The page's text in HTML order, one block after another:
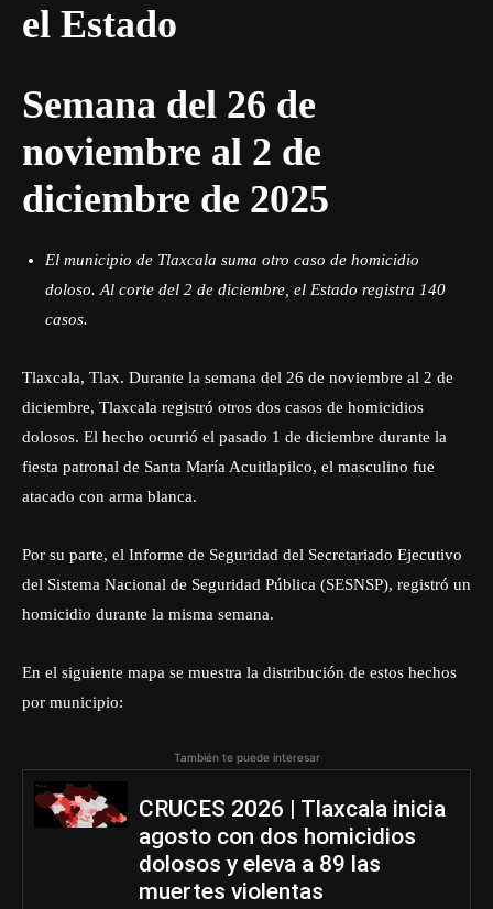
el Estado
Semana del 26 de
noviembre al 2 de
diciembre de 2025
El municipio de Tlaxcala suma otro caso de homicidio
doloso. Al corte del 2 de diciembre, el Estado registra 140
casos.
Tlaxcala, Tlax. Durante la semana del 26 de noviembre al 2 de
diciembre, Tlaxcala registró otros dos casos de homicidios
dolosos. El hecho ocurrió el pasado 1 de diciembre durante la
fiesta patronal de Santa María Acuitlapilco, el masculino fue
atacado con arma blanca.
Por su parte, el Informe de Seguridad del Secretariado Ejecutivo
del Sistema Nacional de Seguridad Pública (SESNSP), registró un
homicidio durante la misma semana.
En el siguiente mapa se muestra la distribución de estos hechos
por municipio:
También te puede interesar
CRUCES 2026 | Tlaxcala inicia
agosto con dos homicidios
dolosos y eleva a 89 las
muertes violentas